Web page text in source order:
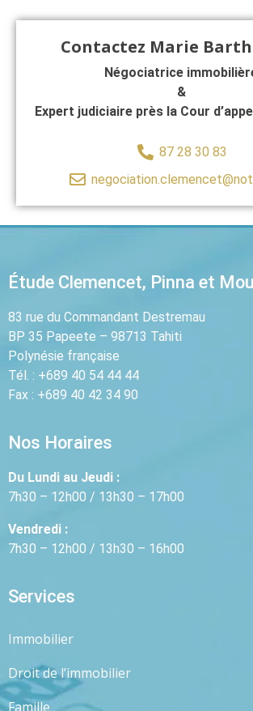
Contactez Marie
Négociatrice
&
Expert judiciaire près la Cour
87 28 30 83
Étude Clemencet, Pinna et
83 rue du Commandant Destremau
BP 35 Papeete – 98713 Tahiti
Polynésie française
Tél. : +689 40 54 44 44
Fax : +689 40 42 34 90
Nos Horaires
Du Lundi au Jeudi :
7h30 – 12h00 / 13h30 – 17h00
Vendredi :
7h30 – 12h00 / 13h30 – 16h00
Services
Immobilier
Droit de l’immobilier
Famille